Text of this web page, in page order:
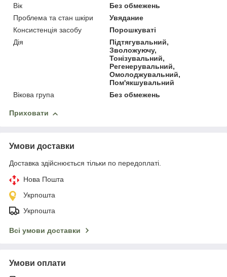
Вік
Без обмежень
Проблема та стан шкіри
Увядание
Консистенція засобу
Порошкуваті
Дія
Підтягувальний,
Зволожуючу,
Тонізувальний,
Регенерувальний,
Омолоджувальний,
Пом'якшувальний
Вікова група
Без обмежень
Приховати
Умови доставки
Доставка здійснюється тільки по передоплаті.
Нова Пошта
Укрпошта
Укрпошта
Всі умови доставки
Умови оплати